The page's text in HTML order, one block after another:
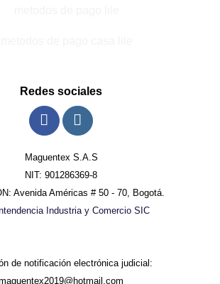
Redes sociales
Maguentex S.A.S
NIT: 901286369-8
Avenida Américas # 50 - 70, Bogotá.
Industria y Comercio SIC
de notificación electrónica judicial: